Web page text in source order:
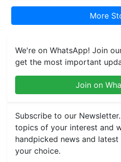
More
We're on WhatsApp! Join
get the most important
Join on
Subscribe to our
topics of your interest and
handpicked news and
your choice.